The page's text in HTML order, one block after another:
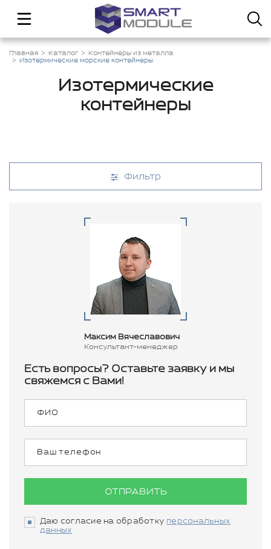
Главная Каталог
Контейнеры из металла
Изотермические морские контейнеры
Изотермические
контейнеры
Фильтр
Максим Вячеславович
Консультант-менеджер
Есть вопросы? Оставьте заявку и мы
свяжемся с Вами!
ОТПРАВИТЬ
Даю согласие на обработку персональных
данных